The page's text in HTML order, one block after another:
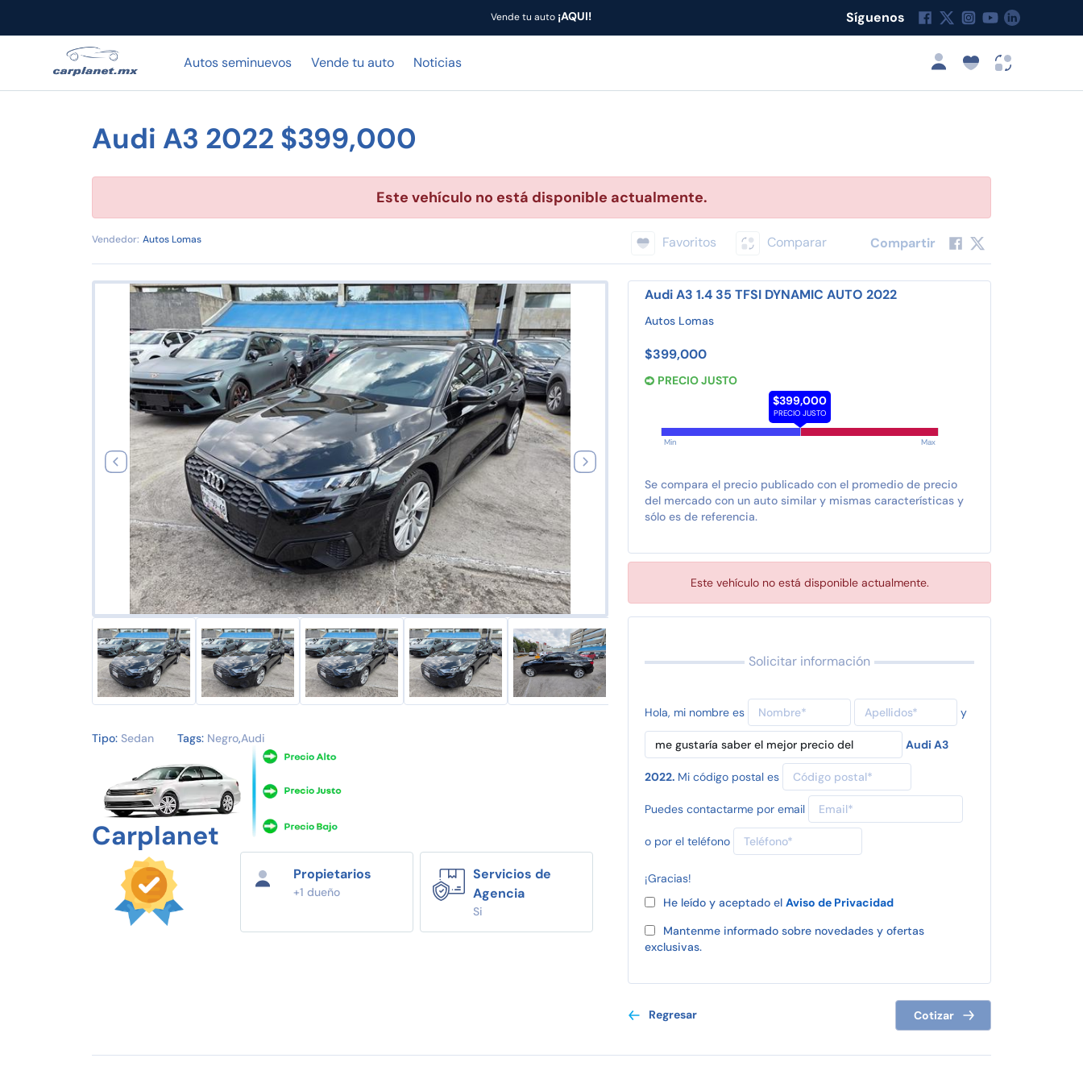
Vende tu auto¡AQUI! Síguenos
Autos seminuevos Vende tu auto Noticias
Audi A3 2022 $399,000
Este vehículo no está disponible actualmente.
Vendedor: Autos Lomas Favoritos Comparar Compartir
Tipo: Sedan Tags: Negro,Audi
Carplanet
Propietarios
+1 dueño
Servicios de
Agencia
Si
Audi A3 1.4 35 TFSI DYNAMIC AUTO 2022
Autos Lomas
$399,000
PRECIO JUSTO
$399,000
PRECIO JUSTO
Min Max
Se compara el precio publicado con el promedio de precio
del mercado con un auto similar y mismas características y
sólo es de referencia.
Este vehículo no está disponible actualmente.
Solicitar información
Hola, mi nombre es y
Audi A3
2022. Mi código postal es
Puedes contactarme por email
o por el teléfono
¡Gracias!
He leído y aceptado el Aviso de Privacidad
Mantenme informado sobre novedades y ofertas
exclusivas.
Regresar Cotizar